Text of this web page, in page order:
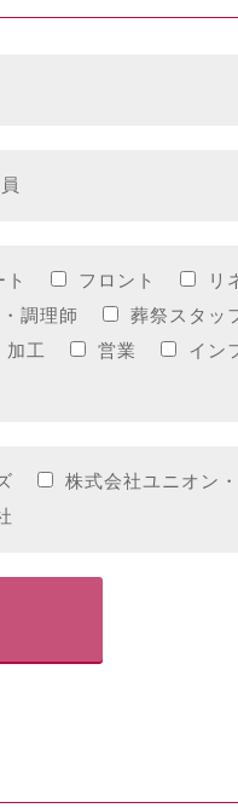
フロント リ
調理師 葬祭スタッ
加工 営業
イン
株式会社ユニオン